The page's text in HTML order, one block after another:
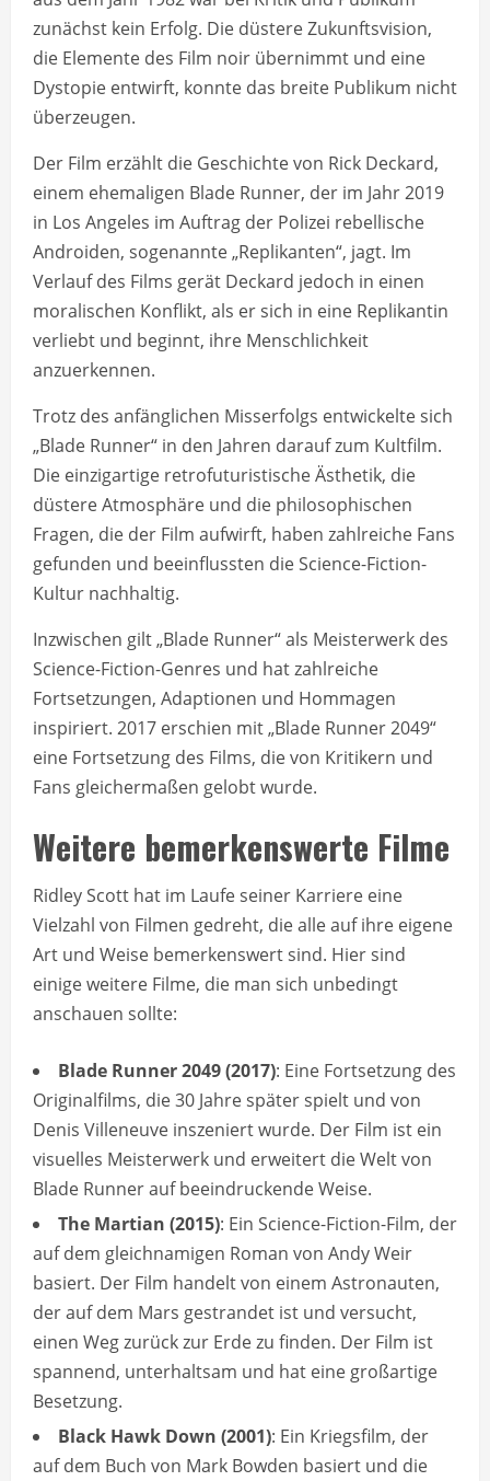
zunächst kein Erfolg. Die düstere Zukunftsvision,
die Elemente des Film noir übernimmt und eine
Dystopie entwirft, konnte das breite Publikum nicht
überzeugen.
Der Film erzählt die Geschichte von Rick Deckard,
einem ehemaligen Blade Runner, der im Jahr 2019
in Los Angeles im Auftrag der Polizei rebellische
Androiden, sogenannte „Replikanten“, jagt. Im
Verlauf des Films gerät Deckard jedoch in einen
moralischen Konflikt, als er sich in eine Replikantin
verliebt und beginnt, ihre Menschlichkeit
anzuerkennen.
Trotz des anfänglichen Misserfolgs entwickelte sich
„Blade Runner“ in den Jahren darauf zum Kultfilm.
Die einzigartige retrofuturistische Ästhetik, die
düstere Atmosphäre und die philosophischen
Fragen, die der Film aufwirft, haben zahlreiche Fans
gefunden und beeinflussten die Science-Fiction-
Kultur nachhaltig.
Inzwischen gilt „Blade Runner“ als Meisterwerk des
Science-Fiction-Genres und hat zahlreiche
Fortsetzungen, Adaptionen und Hommagen
inspiriert. 2017 erschien mit „Blade Runner 2049“
eine Fortsetzung des Films, die von Kritikern und
Fans gleichermaßen gelobt wurde.
Weitere bemerkenswerte Filme
Ridley Scott hat im Laufe seiner Karriere eine
Vielzahl von Filmen gedreht, die alle auf ihre eigene
Art und Weise bemerkenswert sind. Hier sind
einige weitere Filme, die man sich unbedingt
anschauen sollte:
Blade Runner 2049 (2017): Eine Fortsetzung des
Originalfilms, die 30 Jahre später spielt und von
Denis Villeneuve inszeniert wurde. Der Film ist ein
visuelles Meisterwerk und erweitert die Welt von
Blade Runner auf beeindruckende Weise.
The Martian (2015): Ein Science-Fiction-Film, der
auf dem gleichnamigen Roman von Andy Weir
basiert. Der Film handelt von einem Astronauten,
der auf dem Mars gestrandet ist und versucht,
einen Weg zurück zur Erde zu finden. Der Film ist
spannend, unterhaltsam und hat eine großartige
Besetzung.
Black Hawk Down (2001): Ein Kriegsfilm, der
auf dem Buch von Mark Bowden basiert und die